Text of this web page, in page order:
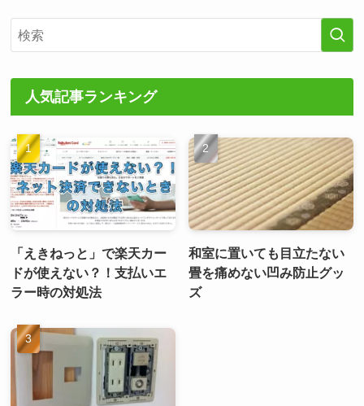
人気記事ランキング
「えきねっと」で楽天カー
ドが使えない？！支払いエ
ラー時の対処法
和室に置いても目立たない
畳を痛めない凹み防止グッ
ズ